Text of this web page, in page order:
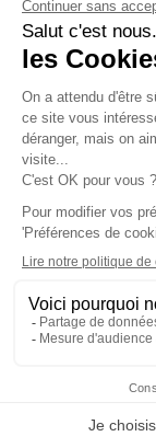
Quelle est la
Selon la
pourrait être
toutes, et le
Quel est le prix
Le prix débute
Quel est le prix
Le prix moyen
Dacia